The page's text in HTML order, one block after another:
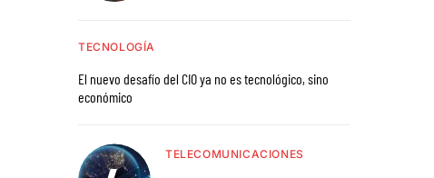
TECNOLOGÍA
El nuevo desafío del CIO ya no es tecnológico, sino
económico
TELECOMUNICACIONES